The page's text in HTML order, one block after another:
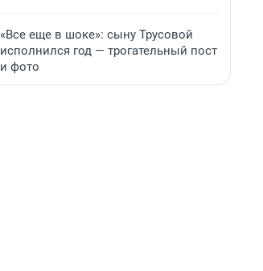
«Все еще в шоке»: сыну Трусовой
исполнился год — трогательный пост
и фото